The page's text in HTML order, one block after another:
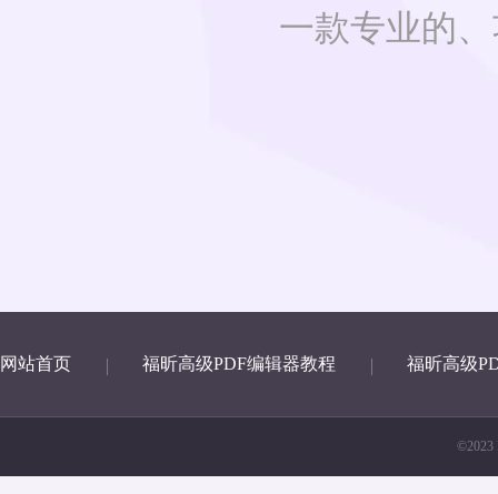
一款专业的
网站首页 福昕高级PDF编辑器教程 福昕高级
©2023